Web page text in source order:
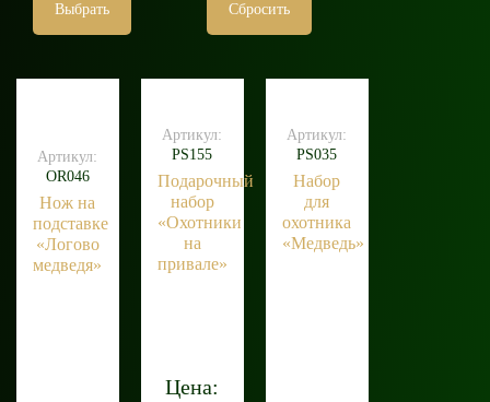
Выбрать Сбросить
Артикул:
OR046
Нож на
подставке
«Логово
медведя»
Артикул:
PS155
Подарочный
набор
«Охотники
на
привале»
Цена:
Артикул:
PS035
Набор
для
охотника
«Медведь»